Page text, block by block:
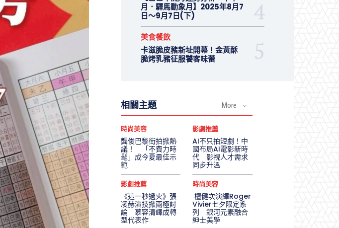
月．驛馬動象月】2025年8月7
日～9月7日(下)
美食餐飲
卡滋脆皮豬新址開幕！金黃酥
脆烤乳豬征服饕客味蕾
相關主題 More
時尚美容
龔俊巴黎街拍掀熱
議！ 「不費力時
髦」成今夏最佳示
範
影劇推薦
AI不只拍短劇！中
國布局AI電影新時
代 影視人才需求
同步升溫
影劇推薦
《這一秒過火》張
凌赫演技掀兩極討
論 慕容清嶧成轉
型代表作
時尚美容
檀健次演繹Roger
Vivier七夕限定系
列 銀河元素融合
紳士美學